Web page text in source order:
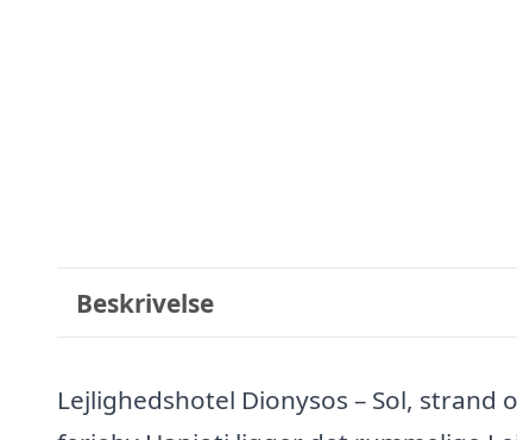
Beskrivelse
Lejlighedshotel Dionysos – Sol,